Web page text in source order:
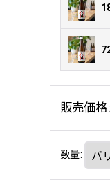
販売価格:
数量: